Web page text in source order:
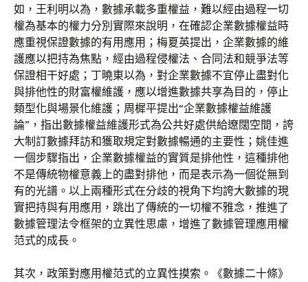
如，王利明以為，數據承載多重權益，難以經由過程一切
權為基本的權力分別實際來說明，在確認企業數據權益時
應重視保證數據的有用應用；梅夏英提出，企業數據的維
護應以把持為焦點，經由過程侵權法、合同法和競爭法等
保證相干好處；丁曉東以為，對企業數據不宜停止盡對化
與排他性的財富權維護，應以增進數據共享為目的，停止
類型化與場景化維護；周樨平提出“企業數據權益維護
論”，指出數據權益維護形式為公共好處供給遼闊空間，誇
大制訂數據拜訪和獲取規定對數據暢通的主要性；姚佳進
一個步驟指出，企業數據權益的實質是排他性，這種排他
不是傳統物權意義上的盡對排他，而是表示為一個從無到
有的光譜。以上兩種形式在分歧的視角下均誇大數據的現
實把持與有用應用，跳出了傳統的一切權不雅念，推進了
數據管理法令框架的立異性思慮，增進了數據管理應用權
范式的成長。
其次，政策對應用權范式的立異性摸索。《數據二十條》